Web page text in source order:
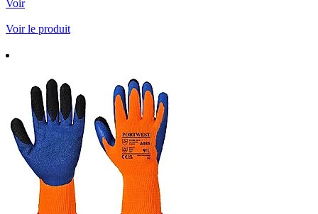
Voir
Voir le produit